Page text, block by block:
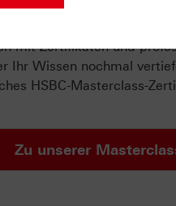
die Grundlagen der
mit Zertifikaten und
Ihr Wissen nochmal
HSBC-Masterclass-
Zu unserer